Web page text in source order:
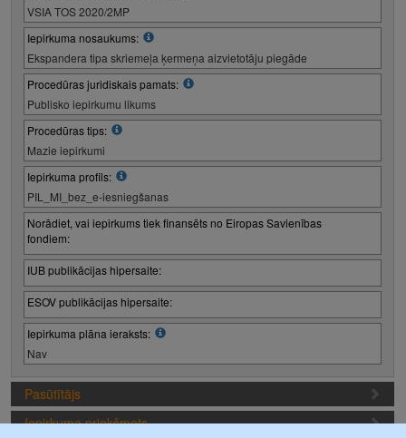
VSIA TOS 2020/2MP
Iepirkuma nosaukums:
Ekspandera tipa skriemeļa ķermeņa aizvietotāju piegāde
Procedūras juridiskais pamats:
Publisko iepirkumu likums
Procedūras tips:
Mazie iepirkumi
Iepirkuma profils:
PIL_MI_bez_e-iesniegšanas
Norādiet, vai iepirkums tiek finansēts no Eiropas Savienības
fondiem:
IUB publikācijas hipersaite:
ESOV publikācijas hipersaite:
Iepirkuma plāna ieraksts:
Nav
Pasūtītājs
Iepirkuma priekšmets